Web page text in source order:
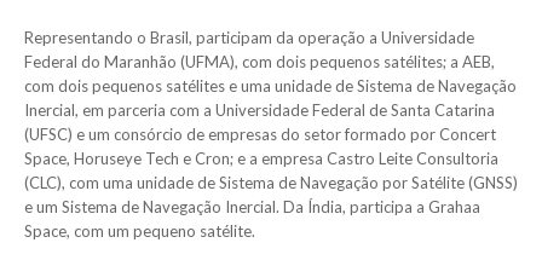
Representando o Brasil, participam da operação a Universidade
Federal do Maranhão (UFMA), com dois pequenos satélites; a AEB,
com dois pequenos satélites e uma unidade de Sistema de Navegação
Inercial, em parceria com a Universidade Federal de Santa Catarina
(UFSC) e um consórcio de empresas do setor formado por Concert
Space, Horuseye Tech e Cron; e a empresa Castro Leite Consultoria
(CLC), com uma unidade de Sistema de Navegação por Satélite (GNSS)
e um Sistema de Navegação Inercial. Da Índia, participa a Grahaa
Space, com um pequeno satélite.